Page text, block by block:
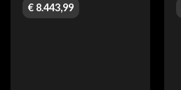
€8.443,99